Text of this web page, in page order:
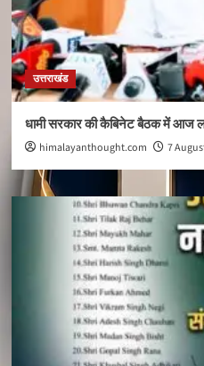
उत्तराखंड
धामी सरकार की कैबिनेट बैठक में आज
himalayanthought.com 7